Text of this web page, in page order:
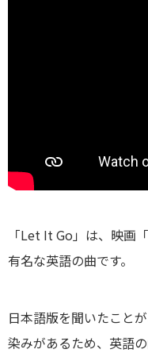
「Let It Go」は、映画
有名な英語の曲です。
日本語版を聞いたこと
染みがあるため、英語